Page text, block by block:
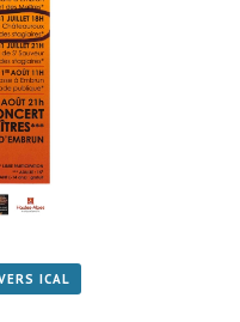
ICAL